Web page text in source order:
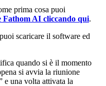
prima cosa puoi
AI cliccando qui.
scaricare il software ed
quando si è il momento
si avvia la riunione
e una volta attivata la